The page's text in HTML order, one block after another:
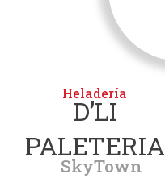
Heladería
D’LI
PALETERIA
SkyTown